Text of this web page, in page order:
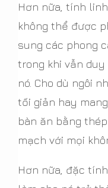
Hơn nữa, tính
không thể được
sung các phong
trong khi vẫn
nó. Cho dù ngôi
tối giản hay
bàn ăn bằng
mạch với mọi
Hơn nữa, đặc